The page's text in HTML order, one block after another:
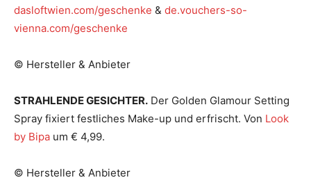
dasloftwien.com/geschenke & de.vouchers-so-
vienna.com/geschenke
© Hersteller & Anbieter
STRAHLENDE GESICHTER. Der Golden Glamour Setting
Spray fixiert festliches Make-up und erfrischt. Von Look
by Bipa um € 4,99.
© Hersteller & Anbieter